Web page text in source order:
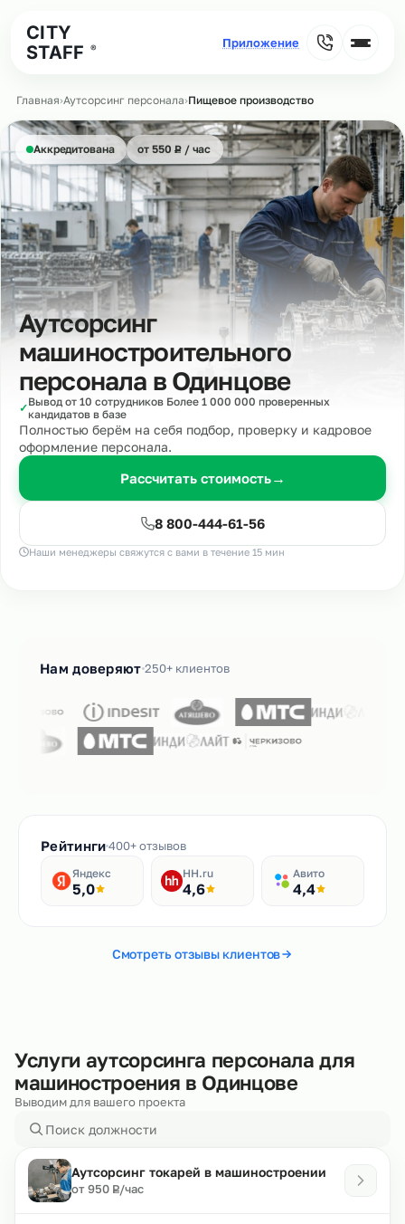
CITY
STAFF
®
Главная›Аутсорсинг персонала›Пищевое производство
Аккредитована от 550 ₽
Р/ час
Аутсорсинг
машиностроительного
персонала в Одинцове
✓Вывод от 10 сотрудников Более 1 000 000 проверенных
кандидатов в базе
Полностью берём на себя подбор, проверку и кадровое
оформление персонала.
Рассчитать стоимость→
8 800-444-61-56
Наши менеджеры свяжутся с вами в течение 15 мин
Нам доверяют 250+ клиентов
Рейтинги400+ отзывов
Яндекс
5,0
HH.ru
4,6
Авито
4,4
Смотреть отзывы клиентов
Услуги аутсорсинга персонала для
машиностроения в Одинцове
Выводим для вашего проекта
Аутсорсинг токарей в машиностроении
от 950 ₽
Р/час